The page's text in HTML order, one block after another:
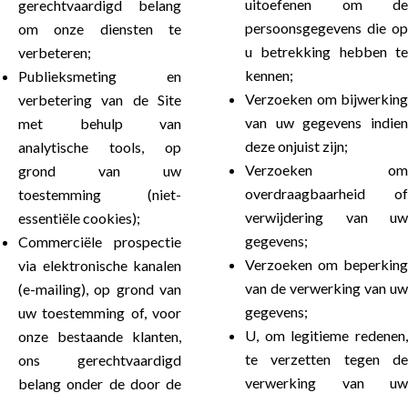
gerechtvaardigd belang
om onze diensten te
verbeteren;
Publieksmeting en
verbetering van de Site
met behulp van
analytische tools, op
grond van uw
toestemming (niet-
essentiële cookies);
Commerciële prospectie
via elektronische kanalen
(e-mailing), op grond van
uw toestemming of, voor
onze bestaande klanten,
ons gerechtvaardigd
belang onder de door de
uitoefenen om de
persoonsgegevens die op
u betrekking hebben te
kennen;
Verzoeken om bijwerking
van uw gegevens indien
deze onjuist zijn;
Verzoeken om
overdraagbaarheid of
verwijdering van uw
gegevens;
Verzoeken om beperking
van de verwerking van uw
gegevens;
U, om legitieme redenen,
te verzetten tegen de
verwerking van uw